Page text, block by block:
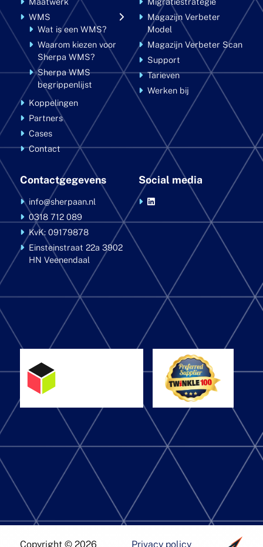
WMS
Wat is een WMS?
Waarom kiezen voor
Sherpa WMS?
Sherpa WMS
begrippenlijst
Koppelingen
Partners
Cases
Contact
Magazijn Verbeter
Model
Magazijn Verbeter Scan
Support
Tarieven
Werken bij
Contactgegevens
info@sherpaan.nl
0318 712 089
KvK: 09179878
Einsteinstraat 22a3902
HN Veenendaal
Social media
Copyright © 2026 Privacy policy